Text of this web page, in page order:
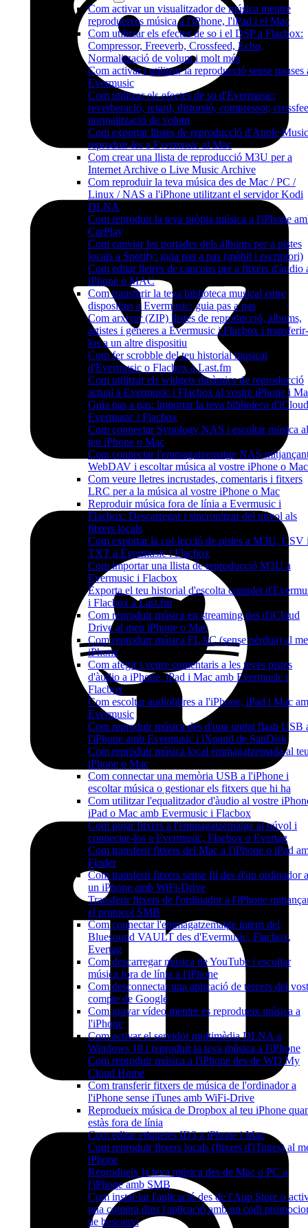
Com activar un visualitzador de música mentre
reprodueixes música a l'iPhone, l'iPad i el Mac
Com utilitzar els efectes de so i el DSP a Flacbox:
Compressor, Freeverb, Crossfeed, Echo,
Normalització de volum i molt més
Com activar i utilitzar la reproducció sense pauses
Evermusic
Com utilitzar els efectes de so d'Evermusic:
reverberació, retard, distorsió, compressor,
normalització de volum
Com exportar llistes de reproducció d'Apple
reproduir-les a Evermusic al Mac
Com crear una llista de reproducció M3U per a
Internet Archive o Live Music Archive
Com reproduir la teva música des de Mac / PC /
Linux / NAS a l'iPhone utilitzant el servidor Kodi
DLNA
Com reproduir la teva pròpia música a l'iPhone
CarPlay
Com canviar les portades dels àlbums per a pistes
locals a Spotify: guia pas a pas (mòbil i escriptori)
Com editar lletres de cançons per a fitxers d'àudio
iPhone o MAC
Com transferir la teva biblioteca musical entre
dispositius a Evermusic: guia pas a pas
Com arxivar (ZIP) llistes de reproducció, àlbums,
artistes i gèneres a Evermusic i Flacbox i transferir-
los a un altre dispositiu
Com fer scrobble del teu historial musical
d'Evermusic o Flacbox a Last.fm
Com utilitzar els widgets dinàmics de reproducció
actual a Evermusic i Flacbox al vostre iPhone i
Guia pas a pas: importar la teva biblioteca
Evermusic i Flacbox
Com connectar Synology NAS i escoltar música al
teu iPhone o Mac
Com connectar l'emmagatzematge NAS
WebDAV i escoltar música al vostre iPhone o Mac
Com veure lletres incrustades, comentaris i fitxers
LRC per a la música al vostre iPhone o Mac
Reproduir música fora de línia a Evermusic i
Flacbox: Descarregar i sincronitzar del núvol als
fitxers locals
Com exportar la col·lecció de pistes a M3U, CSV
TXT a Evermusic i Flacbox
Com importar una llista de reproducció M3U a
Evermusic i Flacbox
Exporta el teu historial d'escolta complet
i Flacbox a Last.fm
Com reproduir música en streaming des d'iCloud
Drive al meu iPhone o Mac
Com reproduir música FLAC (sense pèrdua) al
iPhone
Com afegir i veure comentaris a les teves pistes
d'àudio a iPhone, iPad i Mac amb Evermusic i
Flacbox
Com escoltar audiolibres a l'iPhone, iPad i Mac
Evermusic
Com reproduir música des d'una unitat flash USB
l'iPhone amb Evermusic i iXpand de SanDisk
Com reproduir música local emmagatzemada al
iPhone o Mac
Com connectar una memòria USB a l'iPhone i
escoltar música o gestionar els fitxers que hi ha
Com utilitzar l'equalitzador d'àudio al vostre
iPad o Mac amb Evermusic i Flacbox
Com pujar fitxers a l'emmagatzematge al núvol i
connectar-los a Evermusic, Flacbox o Evertag
Com transferir fitxers del Mac a l'iPhone o iPad
Finder
Com transferir fitxers sense fil des d'un ordinador a
un iPhone amb WiFi-Drive
Transferir fitxers de l'ordinador a l'iPhone
el protocol SMB
Com connectar l'emmagatzematge intern del
Bluesound VAULT des d'Evermusic, Flacbox,
Evertag
Com descarregar música de YouTube i escoltar
música fora de línia a l'iPhone
Com desconnectar una aplicació de tercers del
compte de Google
Com gravar vídeo mentre es reprodueix música a
l'iPhone
Com activar el servidor multimèdia DLNA a
Windows 10 i reproduir la teva música a l'iPhone
Com reproduir música a l'iPhone des de WD My
Cloud Home
Com transferir fitxers de música de l'ordinador a
l'iPhone sense iTunes amb WiFi-Drive
Reprodueix música de Dropbox al teu iPhone
estàs fora de línia
Com editar etiquetes ID3 a iPhone i Mac
Com reproduir fitxers locals (fitxers d'iTunes) al
iPhone
Reprodueix la teva música des de Mac o PC a
l'iPhone amb SMB
Com instal·lar l'aplicació des de l'App Store o
una compra dins l'aplicació amb un codi
de bescanvi